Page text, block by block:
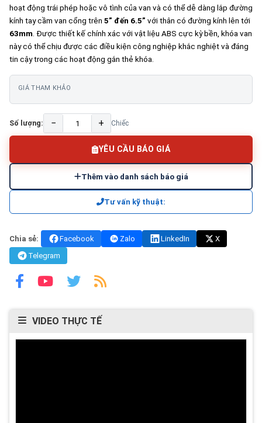
hoạt động trái phép hoặc vô tình của van và có thể dễ dàng lắp đường
kính tay cầm van cổng trên 5” đến 6.5” với thân có đường kính lên tới
63mm . Được thiết kế chính xác với vật liệu ABS cực kỳ bền, khóa van
này có thể chịu được các điều kiện công nghiệp khắc nghiệt và đáng
tin cậy trong các hoạt động gắn thẻ khóa.
GIÁ THAM KHẢO
Số lượng: − + Chiếc
YÊU CẦU BÁO GIÁ
Thêm vào danh sách báo giá
Tư vấn kỹ thuật:
Chia sẻ: Facebook Zalo LinkedIn
X
Telegram
VIDEO THỰC TẾ